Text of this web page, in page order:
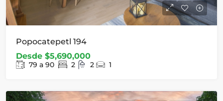
Popocatepetl 194
Desde $5,690,000
79 a 90 2 2 1